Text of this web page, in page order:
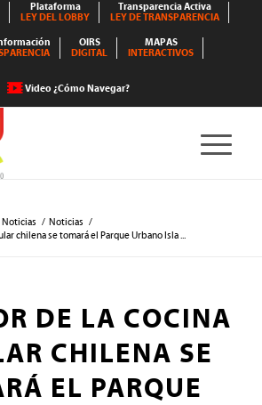
Plataforma
LEY DEL LOBBY
Transparencia Activa
LEY DE TRANSPARENCIA
OIRS
DIGITAL
MAPAS
INTERACTIVOS
Video ¿Cómo Navegar?
Noticias / Noticias /
chilena se tomará el Parque Urbano Isla ...
DE LA COCINA
CHILENA SE
EL PARQUE